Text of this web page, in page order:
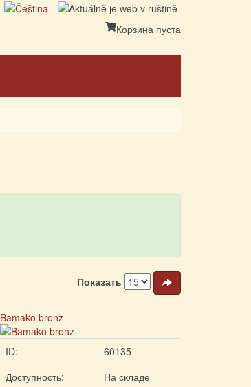
Корзина пуста
Показать
Bamako bronz
ID:
60135
Доступность:
На складе